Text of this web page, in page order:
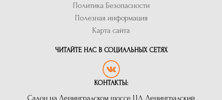
Политика Безопасности
Полезная информация
Карта сайта
ЧИТАЙТЕ НАС В СОЦИАЛЬНЫХ СЕТЯХ
КОНТАКТЫ:
Салон на Ленинградском шоссе ЦД Ленинградский